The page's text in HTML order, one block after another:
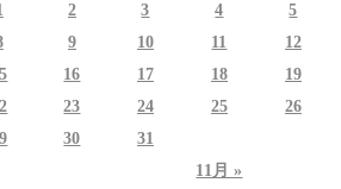
11月 »
2 3 4
5
9 10 11
12
16 17 18
19
23 24 25
26
30 31